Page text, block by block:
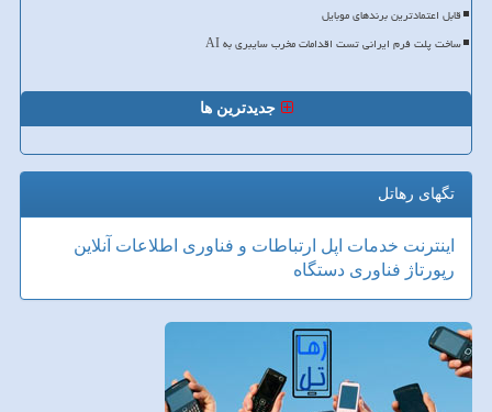
قابل اعتمادترین برندهای موبایل
ساخت پلت فرم ایرانی تست اقدامات مخرب سایبری به AI
جدیدترین ها
تگهای رهاتل
اینترنت خدمات اپل ارتباطات و فناوری اطلاعات آنلاین
رپورتاژ فناوری دستگاه